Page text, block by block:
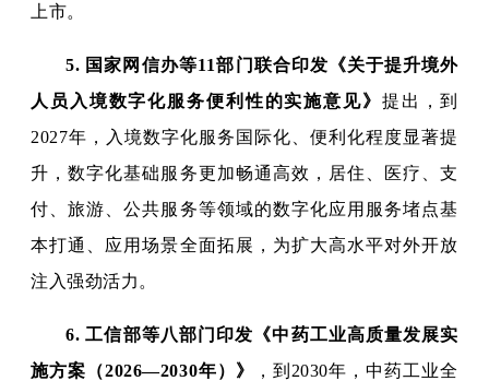
上市。
5. 国家网信办等11部门联合印发《关于提升境外
人员入境数字化服务便利性的实施意见》 提出，到
2027年，入境数字化服务国际化、便利化程度显著提
升，数字化基础服务更加畅通高效，居住、医疗、支
付、旅游、公共服务等领域的数字化应用服务堵点基
本打通、应用场景全面拓展，为扩大高水平对外开放
注入强劲活力。
6.工信部等八部门印发《中药工业高质量发展实
施方案（2026—2030年）》
，到2030年，中药工业全